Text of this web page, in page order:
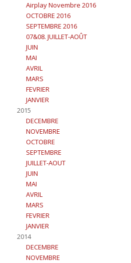
Airplay Novembre 2016
OCTOBRE 2016
SEPTEMBRE 2016
07&08. JUILLET-AOÛT
JUIN
MAI
AVRIL
MARS
FEVRIER
JANVIER
2015
DECEMBRE
NOVEMBRE
OCTOBRE
SEPTEMBRE
JUILLET-AOUT
JUIN
MAI
AVRIL
MARS
FEVRIER
JANVIER
2014
DECEMBRE
NOVEMBRE